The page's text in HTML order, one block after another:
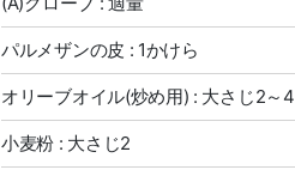
パルメザンの皮 : 1かけら
オリーブオイル(炒め用) : 大さじ2～4
小麦粉 : 大さじ2